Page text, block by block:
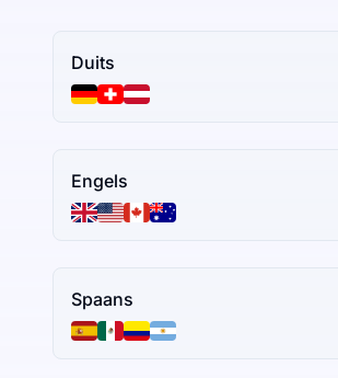
Duits
Engels
Spaans